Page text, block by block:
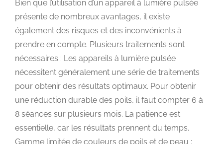
Bien que l’utilisation d’un appareil à lumière pulsée
présente de nombreux avantages, il existe
également des risques et des inconvénients à
prendre en compte. Plusieurs traitements sont
nécessaires : Les appareils à lumière pulsée
nécessitent généralement une série de traitements
pour obtenir des résultats optimaux. Pour obtenir
une réduction durable des poils, il faut compter 6 à
8 séances sur plusieurs mois. La patience est
essentielle, car les résultats prennent du temps.
Gamme limitée de couleurs de poils et de peau :